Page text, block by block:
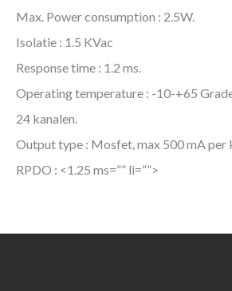
Max. Power consumption : 2.5W.
Isolatie : 1.5 KVac
Response time : 1.2 ms.
Operating temperature : -10-+65
24 kanalen.
Output type : Mosfet, max 500 mA per
RPDO : <1.25 ms=”” li=””>